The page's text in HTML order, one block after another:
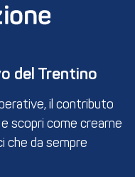
del Trentino
il contributo
scopri come crearne
che da sempre